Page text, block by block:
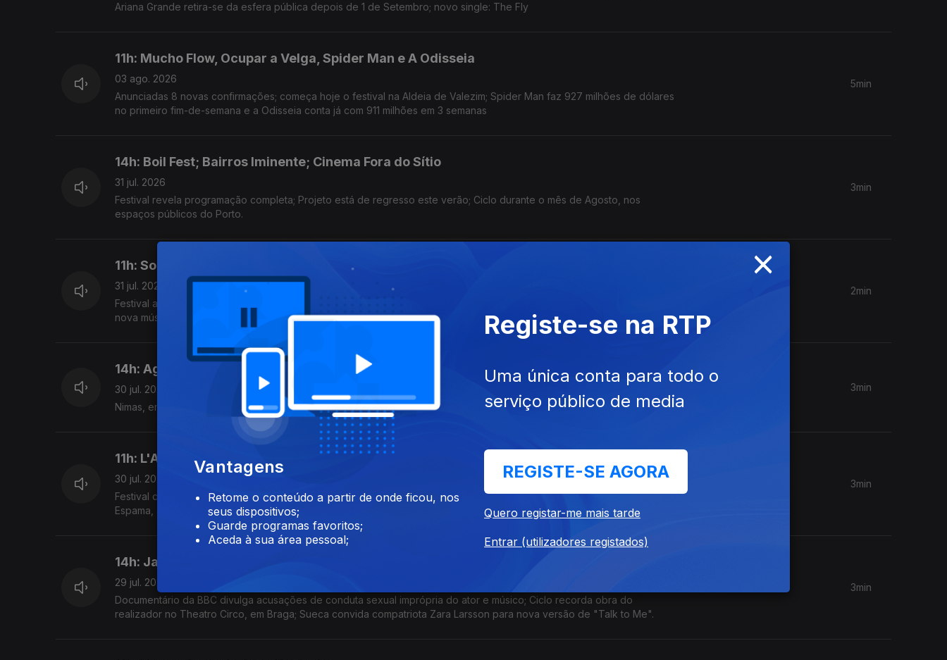
Ariana Grande retira-se da esfera pública depois de 1 de Setembro; novo single: The Fly
11h: Mucho Flow, Ocupar a Velga, Spider Man e A Odisseia
03 ago. 2026
Anunciadas 8 novas confirmações; começa hoje o festival na Aldeia de Valezim; Spider Man faz 927 milhões de dólares
no primeiro fim-de-semana e a Odisseia conta já com 911 milhões em 3 semanas
5min
14h: Boil Fest; Bairros Iminente; Cinema Fora do Sítio
31 jul. 2026
Festival revela programação completa; Projeto está de regresso este verão; Ciclo durante o mês de Agosto, nos
espaços públicos do Porto.
3min
11h: Sons na Areia; Ana Frango Eléctrico; Cardi B
31 jul. 2026
Festival acontece, hoje e amanhã, na Lourinhã; concerto, hoje, no Morro Sonoro, em Vila Nova de Gaia; "Ah Ha" é a
nova música de Cardi B.
2min
14h: Agnès Varda; Sete Sóis, Sete Luas; The Beatles
30 jul. 2026
Nimas, em Lisboa, com ciclo dedicado a cineasta; A partir de hoje, em Castelo Branco; Fab Four lançam edição de luxo.
3min
11h: L'Agosto; OUT.FEST; Espama Trincana
30 jul. 2026
Festival começa hoje, em Guimarães; OUT. FEST revela programação completa; Açoriano lança "Bad Bitches ouvem
Espama, a Mixtape"
3min
14h: Jared Leto; João César Monteiro; Robyn
29 jul. 2026
Documentário da BBC divulga acusações de conduta sexual imprópria do ator e músico; Ciclo recorda obra do
realizador no Theatro Circo, em Braga; Sueca convida compatriota Zara Larsson para nova versão de "Talk to Me".
3min
×
Vantagens
Retome o conteúdo a partir de onde ficou, nos
seus dispositivos;
Guarde programas favoritos;
Aceda à sua área pessoal;
Registe-se na RTP
Uma única conta para todo o
serviço público de media
REGISTE-SE AGORA
Quero registar-me mais tarde
Entrar (utilizadores registados)